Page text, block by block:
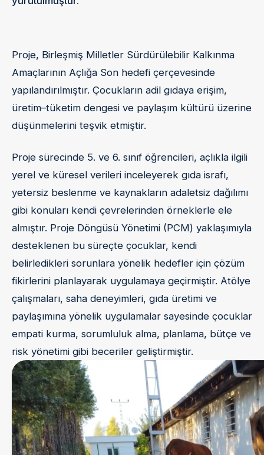
Proje, Birleşmiş Milletler Sürdürülebilir Kalkınma
Amaçlarının Açlığa Son hedefi çerçevesinde
yapılandırılmıştır. Çocukların adil gıdaya erişim,
üretim–tüketim dengesi ve paylaşım kültürü üzerine
düşünmelerini teşvik etmiştir.
Proje sürecinde 5. ve 6. sınıf öğrencileri, açlıkla ilgili
yerel ve küresel verileri inceleyerek gıda israfı,
yetersiz beslenme ve kaynakların adaletsiz dağılımı
gibi konuları kendi çevrelerinden örneklerle ele
almıştır. Proje Döngüsü Yönetimi (PCM) yaklaşımıyla
desteklenen bu süreçte çocuklar, kendi
belirledikleri sorunlara yönelik hedefler için çözüm
fikirlerini planlayarak uygulamaya geçirmiştir. Atölye
çalışmaları, saha deneyimleri, gıda üretimi ve
paylaşımına yönelik uygulamalar sayesinde çocuklar
empati kurma, sorumluluk alma, planlama, bütçe ve
risk yönetimi gibi beceriler geliştirmiştir.